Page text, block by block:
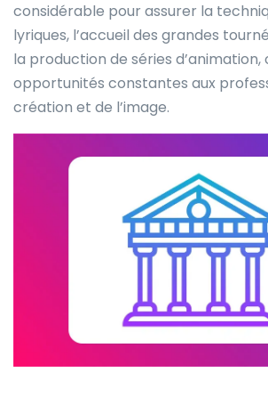
considérable pour assurer la
lyriques, l’accueil des grandes
la production de séries
opportunités constantes aux
création et de l’image.